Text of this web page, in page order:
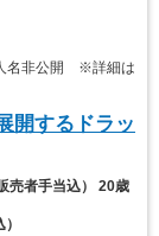
人名非公開 ※詳細は
開するドラッ
売者手当込） 20歳